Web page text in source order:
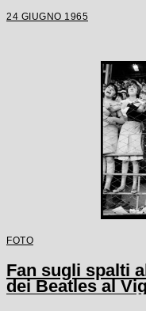
24 GIUGNO 1965
FOTO
Fan sugli spalti
dei Beatles al